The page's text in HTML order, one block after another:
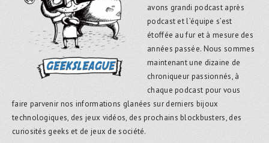
avons grandi podcast après
podcast et l’équipe s’est
étoffée au fur et à mesure des
années passée. Nous sommes
maintenant une dizaine de
chroniqueur passionnés, à
chaque podcast pour vous
faire parvenir nos informations glanées sur derniers bijoux
technologiques, des jeux vidéos, des prochains blockbusters, des
curiosités geeks et de jeux de société.